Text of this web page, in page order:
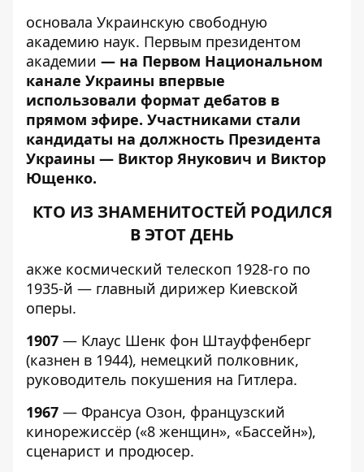
основала Украинскую свободную
академию наук. Первым президентом
академии — на Первом Национальном
канале Украины впервые
использовали формат дебатов в
прямом эфире. Участниками стали
кандидаты на должность Президента
Украины — Виктор Янукович и Виктор
Ющенко.
КТО ИЗ ЗНАМЕНИТОСТЕЙ РОДИЛСЯ
В ЭТОТ ДЕНЬ
акже космический телескоп 1928-го по
1935-й — главный дирижер Киевской
оперы.
1907 — Клаус Шенк фон Штауффенберг
(казнен в 1944), немецкий полковник,
руководитель покушения на Гитлера.
1967 — Франсуа Озон, французский
кинорежиссёр («8 женщин», «Бассейн»),
сценарист и продюсер.